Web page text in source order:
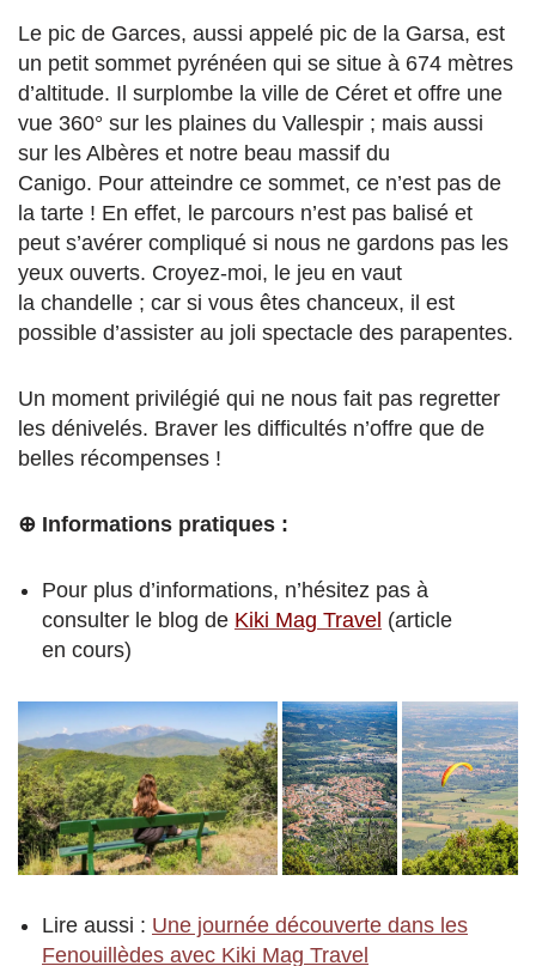
Le pic de Garces, aussi appelé pic de la Garsa, est
un petit sommet pyrénéen qui se situe à 674 mètres
d’altitude. Il surplombe la ville de Céret et offre une
vue 360° sur les plaines du Vallespir ; mais aussi
sur les Albères et notre beau massif du
Canigo. Pour atteindre ce sommet, ce n’est pas de
la tarte ! En effet, le parcours n’est pas balisé et
peut s’avérer compliqué si nous ne gardons pas les
yeux ouverts. Croyez-moi, le jeu en vaut
la chandelle ; car si vous êtes chanceux, il est
possible d’assister au joli spectacle des parapentes.
Un moment privilégié qui ne nous fait pas regretter
les dénivelés. Braver les difficultés n’offre que de
belles récompenses !
⊕ Informations pratiques :
Pour plus d’informations, n’hésitez pas à
consulter le blog de Kiki Mag Travel (article
en cours)
Lire aussi : Une journée découverte dans les
Fenouillèdes avec Kiki Mag Travel